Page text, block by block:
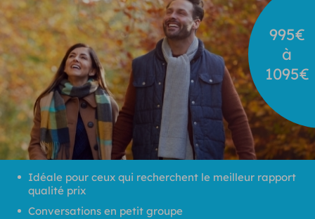
995€
à
1095€
Idéale pour ceux qui recherchent le meilleur rapport
qualité prix
Conversations en petit groupe